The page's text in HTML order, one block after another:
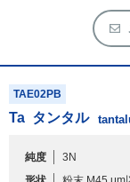
アウトレット
化学教材・オリジナル
TAE02PB
Ta タンタル
純度
3N